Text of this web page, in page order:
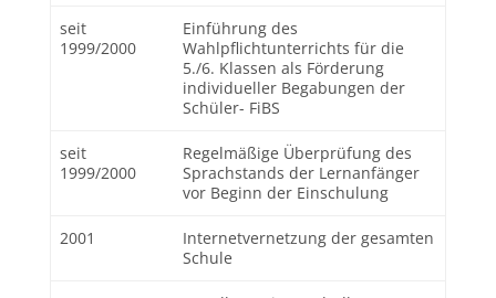
seit
1999/2000
Einführung des
Wahlpflichtunterrichts für die
5./6. Klassen als Förderung
individueller Begabungen der
Schüler- FiBS
seit
1999/2000
Regelmäßige Überprüfung des
Sprachstands der Lernanfänger
vor Beginn der Einschulung
2001
Internetvernetzung der gesamten
Schule